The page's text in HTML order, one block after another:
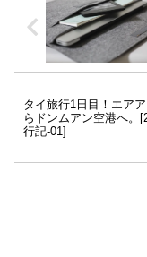
タイ旅行1日目！エア
らドンムアン空港へ。
行記-01]